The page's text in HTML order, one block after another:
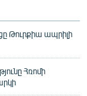
Թուրքիա ապրիլի
Հռոմի